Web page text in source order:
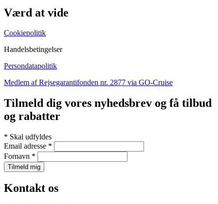
Værd at vide
Cookiepolitik
Handelsbetingelser
Persondatapolitik
Medlem af Rejsegarantifonden nr. 2877 via GO-Cruise
Tilmeld dig vores nyhedsbrev og få tilbud
og rabatter
* Skal udfyldes
Email adresse *
Fornavn *
Kontakt os